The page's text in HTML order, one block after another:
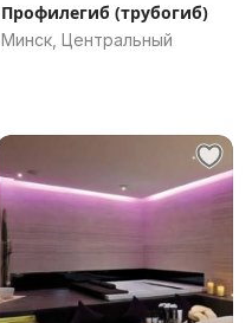
Профилегиб (трубогиб)
Минск, Центральный